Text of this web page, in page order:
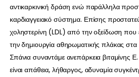
αντικαρκινική δράση ενώ παράλληλα
καρδιαγγειακό σύστημα. Επίσης
χοληστερίνη (LDL) από την οξείδωση που
την δημιουργία αθηρωματικής πλάκας στα
Σπάνια συναντάμε ανεπάρκεια βιταμίνης
είναι απάθεια, λήθαργος, αδυναμία